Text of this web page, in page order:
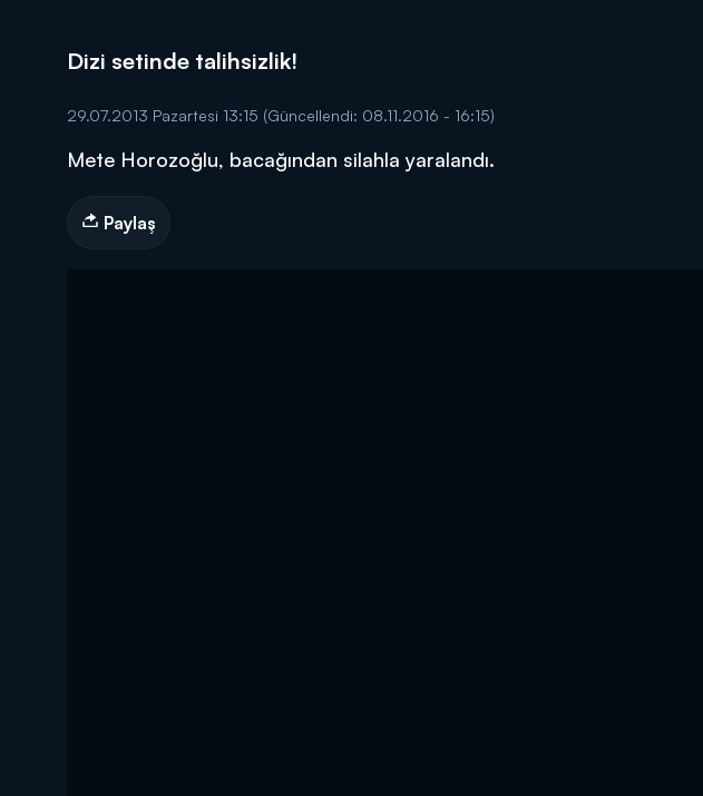
DİĞER SONUÇLAR
Dizi setinde talihsizlik!
29.07.2013 Pazartesi 13:15 (Güncellendi: 08.11.2016 - 16:15)
Mete Horozoğlu, bacağından silahla yaralandı.
Paylaş